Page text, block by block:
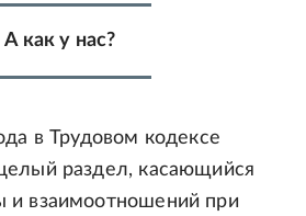
А как у нас?
в Трудовом кодексе
раздел, касающийся
и взаимоотношений при